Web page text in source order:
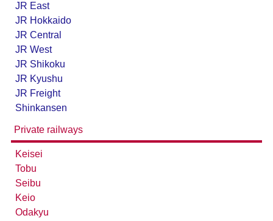
JR East
JR Hokkaido
JR Central
JR West
JR Shikoku
JR Kyushu
JR Freight
Shinkansen
Private railways
Keisei
Tobu
Seibu
Keio
Odakyu